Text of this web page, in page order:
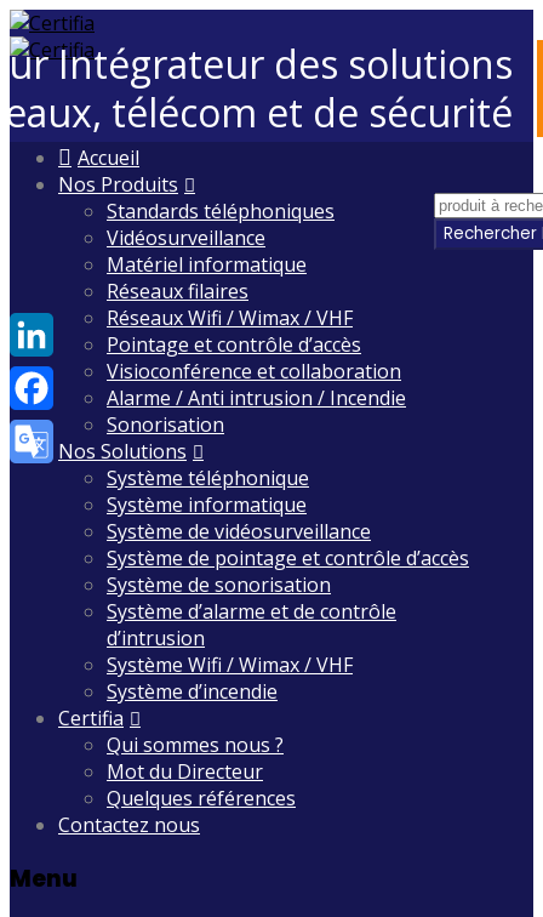
Intégrateur des solutions
télécom et de sécurité
Skip
Accueil
Nos Produits
Standards téléphoniques
Vidéosurveillance
Matériel informatique
Réseaux filaires
Réseaux Wifi / Wimax / VHF
Pointage et contrôle d’accès
Visioconférence et collaboration
Alarme / Anti intrusion / Incendie
Sonorisation
Nos Solutions
Système téléphonique
Système informatique
Système de vidéosurveillance
Système de pointage et contrôle d’accès
Système de sonorisation
Système d’alarme et de contrôle
d’intrusion
Système Wifi / Wimax / VHF
Système d’incendie
Certifia
Qui sommes nous ?
Mot du Directeur
Quelques références
Contactez nous
Menu
LinkedIn
Facebook
Translate